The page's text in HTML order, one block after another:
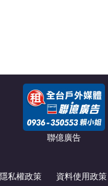
聯億廣告
隱私權政策 資料使用政策